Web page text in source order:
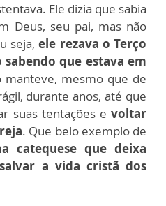
Ele dizia que sabia
Deus, seu pai, mas não
seja,ele rezava o Terço
que estava em
manteve, mesmo que de
durante anos, até que
suas tentações e voltar
. Que belo exemplo de
catequese que deixa
a vida cristã dos